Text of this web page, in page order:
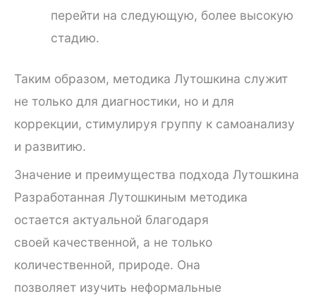
перейти на следующую, более высокую
стадию.
Таким образом, методика Лутошкина служит
не только для диагностики, но и для
коррекции, стимулируя группу к самоанализу
и развитию.
Значение и преимущества подхода Лутошкина
Разработанная Лутошкиным методика
остается актуальной благодаря
своей качественной, а не только
количественной, природе. Она
позволяет изучить неформальные